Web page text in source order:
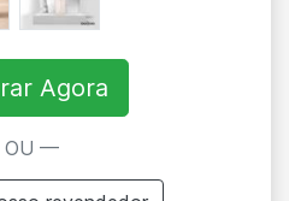
Agora
—